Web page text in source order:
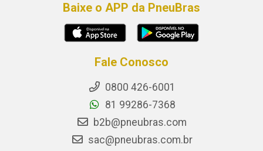
Baixe o APP da PneuBras
Fale Conosco
0800 426-6001
81 99286-7368
b2b@pneubras.com
sac@pneubras.com.br